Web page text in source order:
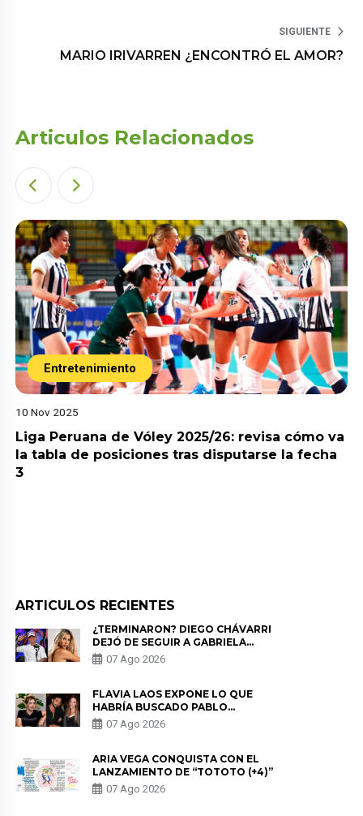
SIGUIENTE
MARIO IRIVARREN ¿ENCONTRÓ EL AMOR?
Articulos Relacionados
Entretenimiento
10 Nov 2025
Liga Peruana de Vóley 2025/26: revisa cómo va
la tabla de posiciones tras disputarse la fecha
3
ARTICULOS RECIENTES
¿TERMINARON? DIEGO CHÁVARRI
DEJÓ DE SEGUIR A GABRIELA
HERRERA Y ANUNCIA SU SALIDA
DE PÓDCAST
07 Ago 2026
FLAVIA LAOS EXPONE LO QUE
HABRÍA BUSCADO PABLO
HEREDIA CON ALE FULLER: “UNA
DE LAS PARTES QUERÍA EL
07 Ago 2026
ARIA VEGA CONQUISTA CON EL
LANZAMIENTO DE “TOTOTO (+4)”
07 Ago 2026